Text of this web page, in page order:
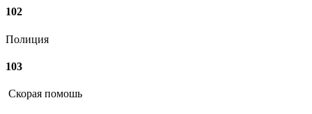
102
Полиция
103
Скорая помошь